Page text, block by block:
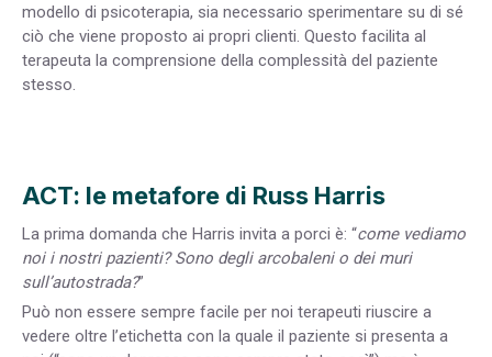
modello di psicoterapia, sia necessario sperimentare su di sé
ciò che viene proposto ai propri clienti. Questo facilita al
terapeuta la comprensione della complessità del paziente
stesso.
ACT: le metafore di Russ Harris
La prima domanda che Harris invita a porci è: “come vediamo
noi i nostri pazienti? Sono degli arcobaleni o dei muri
sull’autostrada?”
Può non essere sempre facile per noi terapeuti riuscire a
vedere oltre l’etichetta con la quale il paziente si presenta a